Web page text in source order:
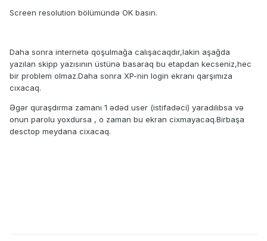
Screen resolution bölümündə OK basın.
Daha sonra internetə qoşulmağa calışacaqdır,lakin aşağda
yazılan skipp yazısının üstünə basaraq bu etapdan kecseniz,hec
bir problem olmaz.Daha sonra XP-nin login ekranı qarşımıza
cıxacaq.
Əgər quraşdırma zamanı 1 ədəd user (istifadəci) yaradılıbsa və
onun parolu yoxdursa , o zaman bu ekran cixmayacaq.Birbaşa
desctop meydana cixacaq.